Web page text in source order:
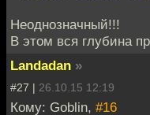
Неоднозначный!!!
В этом вся глубина
Landadan »
#27 | 26.10.15 12:19
Кому: Goblin, #16